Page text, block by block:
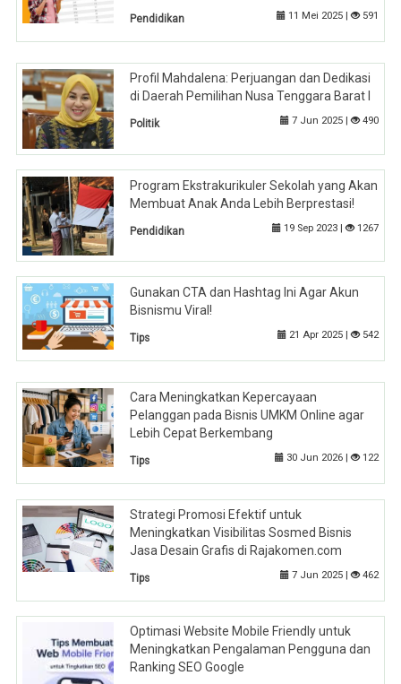
Pendidikan 11 Mei 2025 | 591
Profil Mahdalena: Perjuangan dan Dedikasi
di Daerah Pemilihan Nusa Tenggara Barat I
Politik 7 Jun 2025 | 490
Program Ekstrakurikuler Sekolah yang Akan
Membuat Anak Anda Lebih Berprestasi!
Pendidikan 19 Sep 2023 | 1267
Gunakan CTA dan Hashtag Ini Agar Akun
Bisnismu Viral!
Tips 21 Apr 2025 | 542
Cara Meningkatkan Kepercayaan
Pelanggan pada Bisnis UMKM Online agar
Lebih Cepat Berkembang
Tips 30 Jun 2026 | 122
Strategi Promosi Efektif untuk
Meningkatkan Visibilitas Sosmed Bisnis
Jasa Desain Grafis di Rajakomen.com
Tips 7 Jun 2025 | 462
Optimasi Website Mobile Friendly untuk
Meningkatkan Pengalaman Pengguna dan
Ranking SEO Google